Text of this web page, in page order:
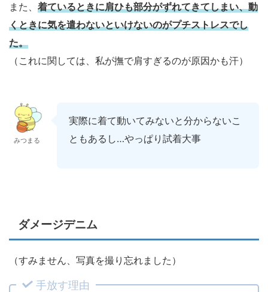
また、 着ているときに肩ひも部分がずれてきてしまい、動
くときに気を遣わないといけないのがプチストレスでし
た。
（これに関しては、私が撫で肩すぎるのが原因かも汗）
みつまる
実際に着て動いてみないと分からないこ
ともあるし…やっぱり試着大事
ダメージデニム
（すみません、写真を撮り忘れました）
手放す理由